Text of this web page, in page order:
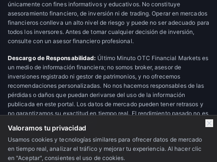
únicamente con fines informativos y educativos. No constituye
asesoramiento financiero, de inversión ni de trading. Operar en mercados
financieros conlleva un alto nivel de riesgo y puede no ser adecuado para
todos los inversores. Antes de tomar cualquier decisión de inversión,
consulte con un asesor financiero profesional.
Descargo de Responsabilidad: Último Minuto OTC Financial Markets es
un medio de información financiera; no somos broker, asesor de
inversiones registrado ni gestor de patrimonios, y no ofrecemos
recomendaciones personalizadas. No nos hacemos responsables de las
pérdidas o daños que puedan derivarse del uso de la información
publicada en este portal. Los datos de mercado pueden tener retrasos y
no garantizamos su exactitud en tiempo real. El rendimiento pasado no es
© 2026 Último Minuto OTC Financial Markets. Todos los derechos
Valoramos tu privacidad
Usamos cookies y tecnologías similares para ofrecer datos de mercado
en tiempo real, analizar el tráfico y mejorar tu experiencia. Al hacer clic
en "Aceptar", consientes el uso de cookies.